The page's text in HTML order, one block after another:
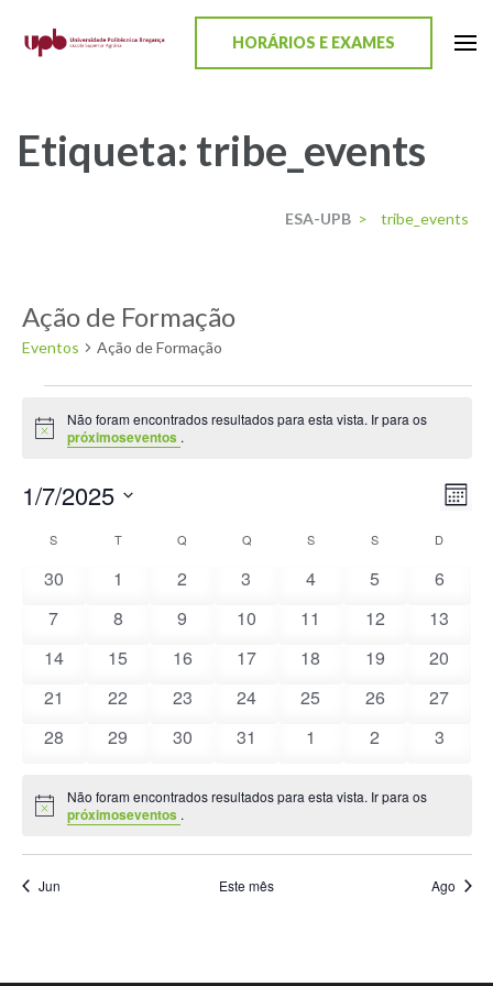
HORÁRIOS E EXAMES
Etiqueta: tribe_events
ESA-UPB > tribe_events
Ação de Formação
Eventos Ação de Formação
Aviso
Não foram encontrados resultados para esta vista. Ir para os
próximoseventos .
de
Mês
1/7/2025
data.
Calendário
de
S T Q Q S S D
0
30
0
1
0
2
0
3
0
4
0
5
0
6
0
7
0
8
0
9
0
10
0
11
0
12
0
13
0
14
0
15
0
16
0
17
0
18
0
19
0
20
0
21
0
22
0
23
0
24
0
25
0
26
0
27
0
28
0
29
0
30
0
31
0
1
0
2
0
3
Aviso
Não foram encontrados resultados para esta vista. Ir para os
próximoseventos .
Jun Este mês Ago